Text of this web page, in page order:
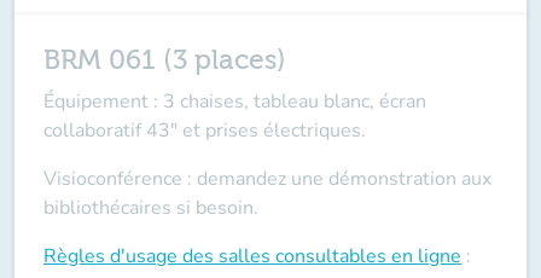
BRM 061 (3 places)
Équipement : 3 chaises, tableau blanc, écran
collaboratif 43" et prises électriques.
Visioconférence : demandez une démonstration aux
bibliothécaires si besoin.
Règles d'usage des salles consultables en ligne :